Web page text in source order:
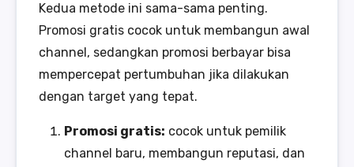
Kedua metode ini sama-sama penting.
Promosi gratis cocok untuk membangun awal
channel, sedangkan promosi berbayar bisa
mempercepat pertumbuhan jika dilakukan
dengan target yang tepat.
Promosi gratis: cocok untuk pemilik
channel baru, membangun reputasi, dan